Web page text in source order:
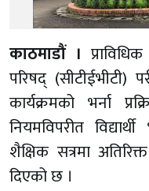
काठमाडौं ।
परिषद् (सीटीईभीटी)
कार्यक्रमको भर्ना
नियमविपरीत
शैक्षिक सत्रमा
दिएको छ ।